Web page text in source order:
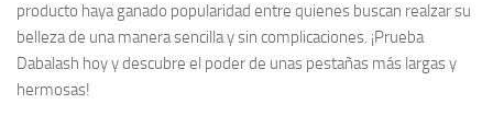
producto haya ganado popularidad entre quienes buscan realzar su
belleza de una manera sencilla y sin complicaciones. ¡Prueba
Dabalash hoy y descubre el poder de unas pestañas más largas y
hermosas!